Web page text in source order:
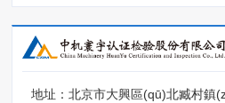
地址：北京市大興區(qū)北臧村鎮